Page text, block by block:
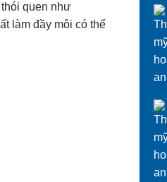
quen như
làm đầy môi có thể